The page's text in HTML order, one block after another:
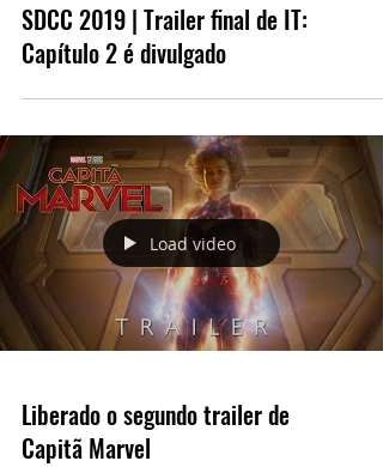
SDCC 2019 | Trailer final de IT:
Capítulo 2 é divulgado
Load video
Liberado o segundo trailer de
Capitã Marvel